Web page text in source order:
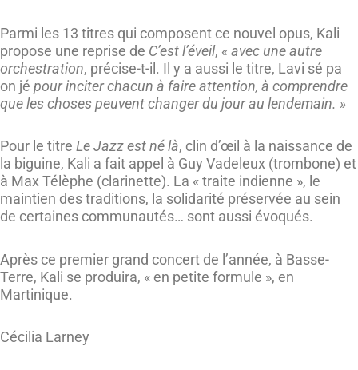
Parmi les 13 titres qui composent ce nouvel opus, Kali
propose une reprise de C’est l’éveil, « avec une autre
orchestration, précise-t-il. Il y a aussi le titre, Lavi sé pa
on jé pour inciter chacun à faire attention, à comprendre
que les choses peuvent changer du jour au lendemain. »
Pour le titre Le Jazz est né là, clin d’œil à la naissance de
la biguine, Kali a fait appel à Guy Vadeleux (trombone) et
à Max Télèphe (clarinette). La « traite indienne », le
maintien des traditions, la solidarité préservée au sein
de certaines communautés… sont aussi évoqués.
Après ce premier grand concert de l’année, à Basse-
Terre, Kali se produira, « en petite formule », en
Martinique.
Cécilia Larney